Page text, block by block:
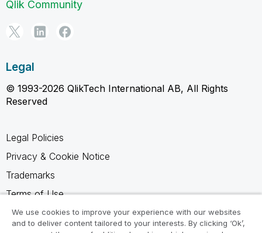
Qlik Community
Legal
© 1993-2026 QlikTech International AB, All Rights
Reserved
Legal Policies
Privacy & Cookie Notice
Trademarks
Terms of Use
Legal Agreements
We use cookies to improve your experience with our websites
and to deliver content tailored to your interests. By clicking ‘Ok’,